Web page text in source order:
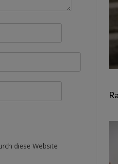
diese Website